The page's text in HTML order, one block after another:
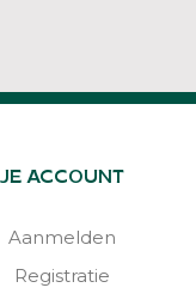
JE ACCOUNT
Aanmelden
Registratie